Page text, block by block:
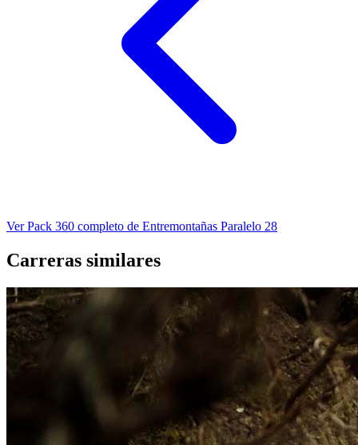
Ver Pack 360 completo de Entremontañas Paralelo 28
Carreras similares